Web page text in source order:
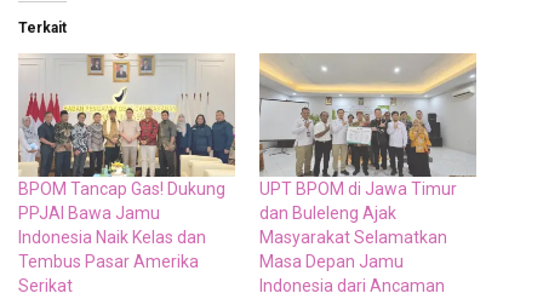
Terkait
BPOM Tancap Gas! Dukung
PPJAI Bawa Jamu
Indonesia Naik Kelas dan
Tembus Pasar Amerika
Serikat
UPT BPOM di Jawa Timur
dan Buleleng Ajak
Masyarakat Selamatkan
Masa Depan Jamu
Indonesia dari Ancaman